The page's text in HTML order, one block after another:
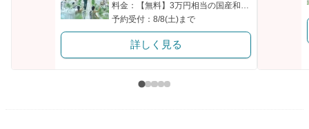
料金：【無料】3万円相当の国産和牛＆オマール海老コース試食付
予約受付：8/8(土)まで
詳しく見る